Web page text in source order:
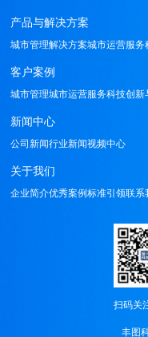
产品与解决方案
城市管理解决方案城市运营服务
客户案例
城市管理城市运营服务科技创新
新闻中心
公司新闻行业新闻视频中心
关于我们
企业简介优秀案例标准引领联系
扫码关
丰图